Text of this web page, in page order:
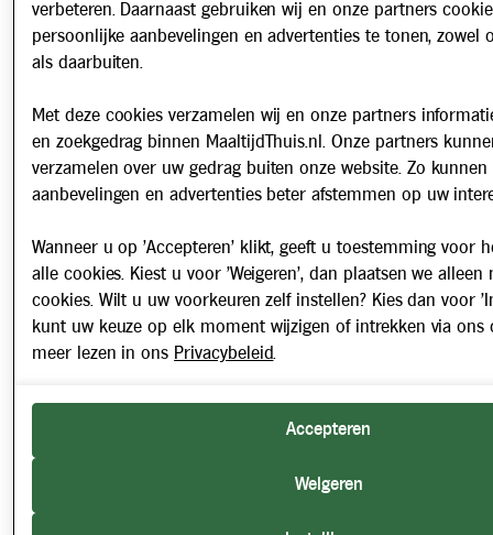
verbeteren. Daarnaast gebruiken wij en onze partners
persoonlijke aanbevelingen en advertenties te tonen, zowel
als daarbuiten.
Met deze cookies verzamelen wij en onze partners
en zoekgedrag binnen MaaltijdThuis.nl. Onze partners
verzamelen over uw gedrag buiten onze website. Zo kunnen
aanbevelingen en advertenties beter afstemmen op uw
Wanneer u op 'Accepteren' klikt, geeft u toestemming voor
alle cookies. Kiest u voor 'Weigeren', dan plaatsen we alleen
cookies. Wilt u uw voorkeuren zelf instellen? Kies dan voor
kunt uw keuze op elk moment wijzigen of intrekken via ons
meer lezen in ons Privacybeleid.
Accepteren
Weigeren